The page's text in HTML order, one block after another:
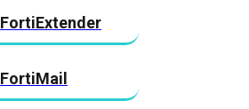
FortiExtender
FortiMail